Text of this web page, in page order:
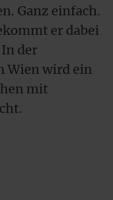
Ganz einfach.
er dabei
der
Wien wird ein
mit